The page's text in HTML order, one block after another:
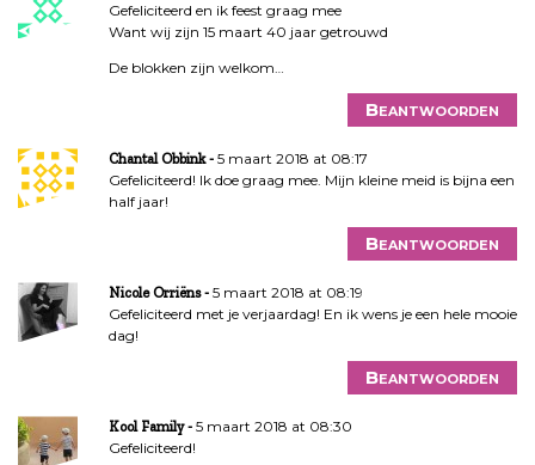
Gefeliciteerd en ik feest graag mee
Want wij zijn 15 maart 40 jaar getrouwd
De blokken zijn welkom…
Beantwoorden
Chantal Obbink
5 maart 2018 at 08:17
Gefeliciteerd! Ik doe graag mee. Mijn kleine meid is bijna een
half jaar!
Beantwoorden
Nicole Orriëns
5 maart 2018 at 08:19
Gefeliciteerd met je verjaardag! En ik wens je een hele mooie
dag!
Beantwoorden
Kool Family
5 maart 2018 at 08:30
Gefeliciteerd!